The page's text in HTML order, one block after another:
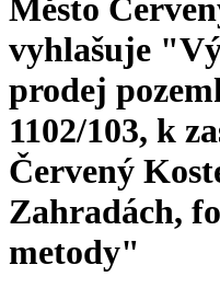
Město
vyhlašuje
prodej
1102/103, k
Červený
Zahradách,
metody"